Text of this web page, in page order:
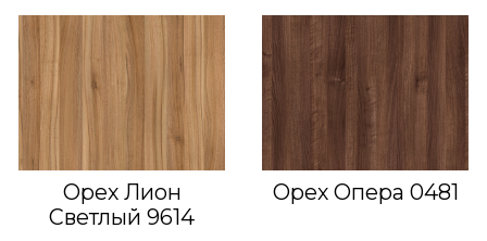
Орех Лион
Светлый 9614
Орех Опера 0481